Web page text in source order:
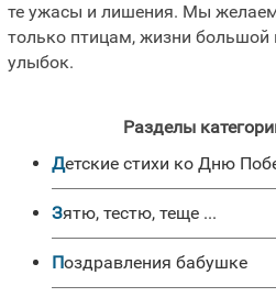
те ужасы и лишения. Мы
только птицам, жизни большой
улыбок.
Разделы
Детские стихи ко Дню
Зятю, тестю, теще ...
Поздравления бабушке